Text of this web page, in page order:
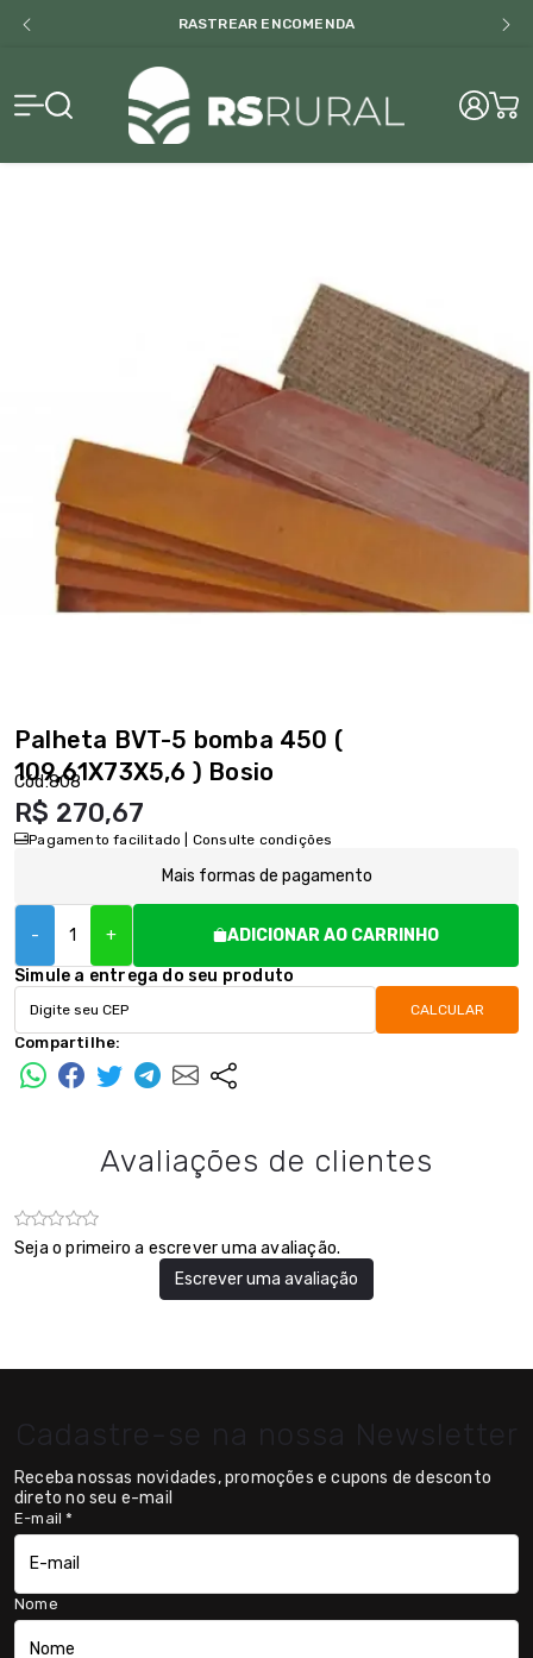
RASTREAR ENCOMENDA
RS Rural
Palheta BVT-5 bomba 450 (
109,61X73X5,6 ) Bosio
Cód:808
R$ 270,67
Pagamento facilitado | Consulte condições
Mais formas de pagamento
- +
ADICIONAR AO CARRINHO
Simule a entrega do seu produto
CALCULAR
Compartilhe:
Avaliações de clientes
Seja o primeiro a escrever uma avaliação.
Escrever uma avaliação
Cadastre-se na nossa Newsletter
Receba nossas novidades, promoções e cupons de desconto
direto no seu e-mail
E-mail*
Nome